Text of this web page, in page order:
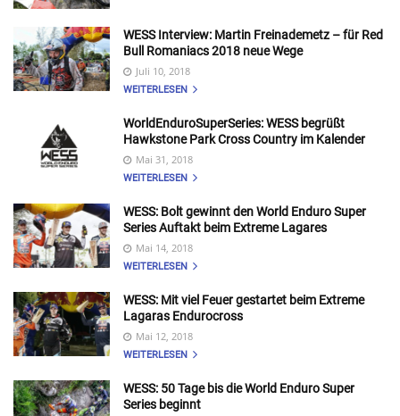
WESS Interview: Martin Freinademetz – für Red
Bull Romaniacs 2018 neue Wege
Juli 10, 2018
WEITERLESEN
WorldEnduroSuperSeries: WESS begrüßt
Hawkstone Park Cross Country im Kalender
Mai 31, 2018
WEITERLESEN
WESS: Bolt gewinnt den World Enduro Super
Series Auftakt beim Extreme Lagares
Mai 14, 2018
WEITERLESEN
WESS: Mit viel Feuer gestartet beim Extreme
Lagaras Endurocross
Mai 12, 2018
WEITERLESEN
WESS: 50 Tage bis die World Enduro Super
Series beginnt